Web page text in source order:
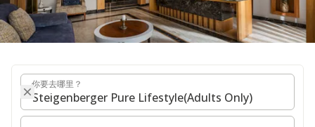
你要去哪里？
你要去哪里？